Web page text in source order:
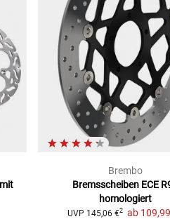
Brembo
Bremsscheiben ECE
homologiert
UVP 145,06 €2 ab